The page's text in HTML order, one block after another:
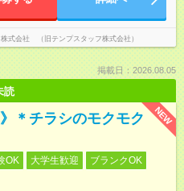
式会社 （旧テンプスタッフ株式会社）
掲載日：2026.08.05
読
NEW
＊チラシのモクモク
OK 大学生歓迎
ブランクOK